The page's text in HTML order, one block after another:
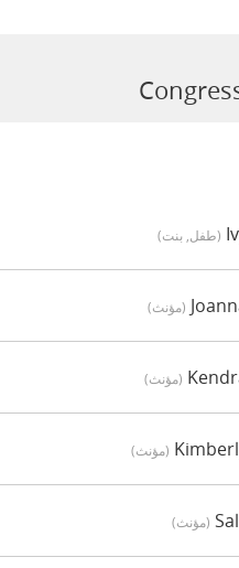
(طفل, بنت)
(مؤنث)
(مؤنث)
(مؤنث)
(مؤنث)